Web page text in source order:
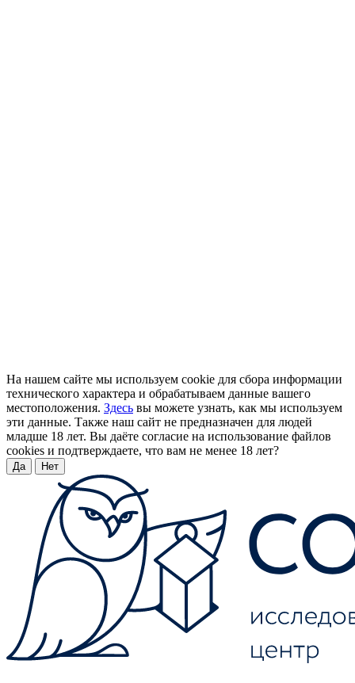
На нашем сайте мы используем cookie для сбора информации
технического характера и обрабатываем данные вашего
местоположения. Здесь вы можете узнать, как мы используем
эти данные. Также наш сайт не предназначен для людей
младше 18 лет. Вы даёте согласие на использование файлов
cookies и подтверждаете, что вам не менее 18 лет?
Да Нет